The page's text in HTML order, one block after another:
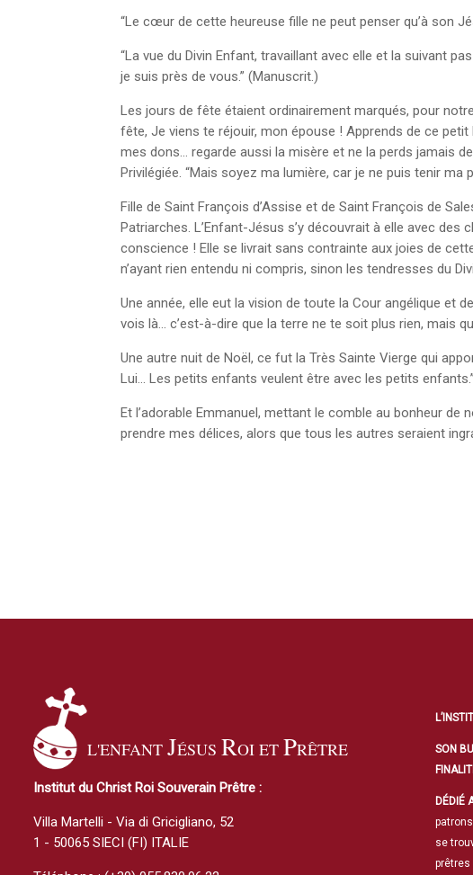
“Le cœur de cette heureuse fille ne peut penser qu’à son
“La vue du Divin Enfant, travaillant avec elle et la suivant
je suis près de vous.” (Manuscrit.)
Les jours de fête étaient ordinairement marqués, pour
fête, Je viens te réjouir, mon épouse ! Apprends de ce
mes dons… regarde aussi la misère et ne la perds jamais
Privilégiée. “Mais soyez ma lumière, car je ne puis tenir ma
Fille de Saint François d’Assise et de Saint François de
Patriarches. L’Enfant-Jésus s’y découvrait à elle avec
conscience ! Elle se livrait sans contrainte aux joies de
n’ayant rien entendu ni compris, sinon les tendresses du
Une année, elle eut la vision de toute la Cour angélique et
vois là… c’est-à-dire que la terre ne te soit plus rien, mais
Une autre nuit de Noël, ce fut la Très Sainte Vierge qui
Lui… Les petits enfants veulent être avec les petits enfants.”
Et l’adorable Emmanuel, mettant le comble au bonheur
prendre mes délices, alors que tous les autres seraient
L'ENFANTJÉSUSROI ETPRÊTRE
Institut du Christ Roi Souverain Prêtre :
Villa Martelli - Via di Gricigliano, 52
1 - 50065 SIECI (FI) ITALIE
SON
DÉDIÉ
patrons
se
prêtres